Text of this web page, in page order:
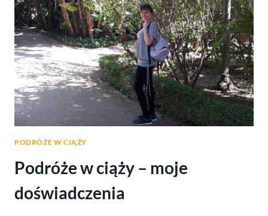
NIEMOWLAKIEM?
PODRÓŻE W CIĄŻY
Podróże w ciąży – moje
doświadczenia